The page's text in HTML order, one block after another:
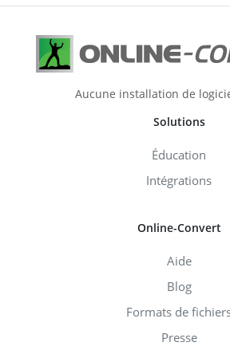
Aucune installation de
Solutions
Éducation
Intégrations
Online-Convert
Aide
Blog
Formats de
Presse